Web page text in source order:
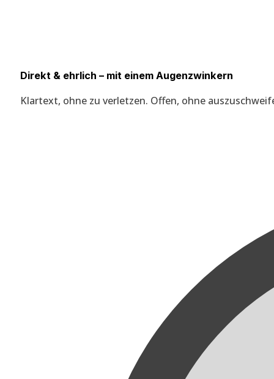
Direkt & ehrlich – mit einem Augenzwinkern
Klartext, ohne zu verletzen. Offen, ohne